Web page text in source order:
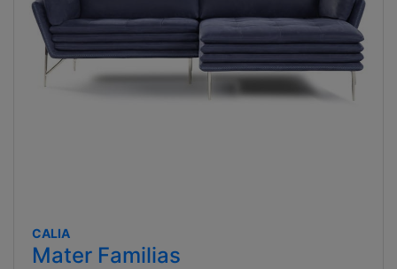
CALIA
Mater Familias